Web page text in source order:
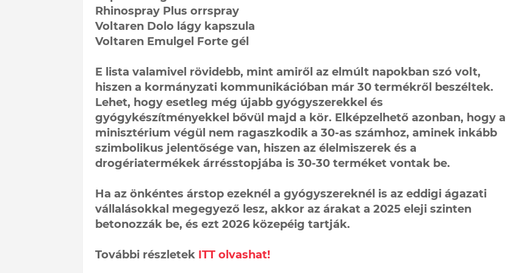
Rhinospray Plus orrspray
Voltaren Dolo lágy kapszula
Voltaren Emulgel Forte gél
E lista valamivel rövidebb, mint amiről az elmúlt napokban szó volt,
hiszen a kormányzati kommunikációban már 30 termékről beszéltek.
Lehet, hogy esetleg még újabb gyógyszerekkel és
gyógykészítményekkel bővül majd a kör. Elképzelhető azonban, hogy a
minisztérium végül nem ragaszkodik a 30-as számhoz, aminek inkább
szimbolikus jelentősége van, hiszen az élelmiszerek és a
drogériatermékek árrésstopjába is 30-30 terméket vontak be.
Ha az önkéntes árstop ezeknél a gyógyszereknél is az eddigi ágazati
vállalásokkal megegyező lesz, akkor az árakat a 2025 eleji szinten
betonozzák be, és ezt 2026 közepéig tartják.
További részletek ITT olvashat!